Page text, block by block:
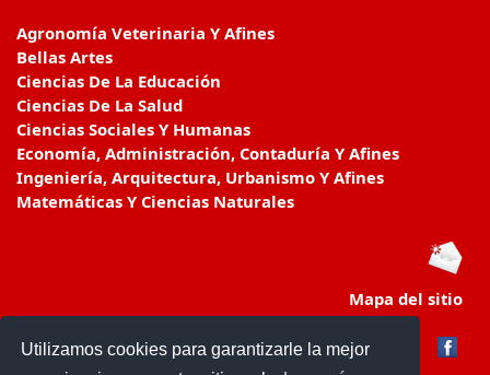
Utilizamos cookies para garantizarle la mejor
Agronomía Veterinaria Y Afines
Bellas Artes
Ciencias De La Educación
Ciencias De La Salud
Ciencias Sociales Y Humanas
Economía, Administración, Contaduría Y Afines
Ingeniería, Arquitectura, Urbanismo Y Afines
Matemáticas Y Ciencias Naturales
Mapa del sitio